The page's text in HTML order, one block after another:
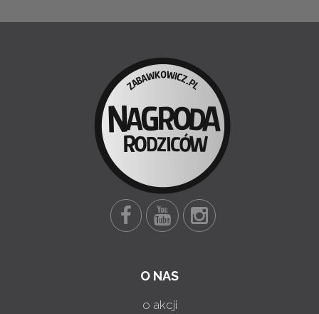
O NAS
o akcji